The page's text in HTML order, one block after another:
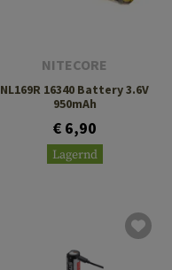
NITECORE
NL169R 16340 Battery 3.6V
950mAh
€ 6,90
Lagernd